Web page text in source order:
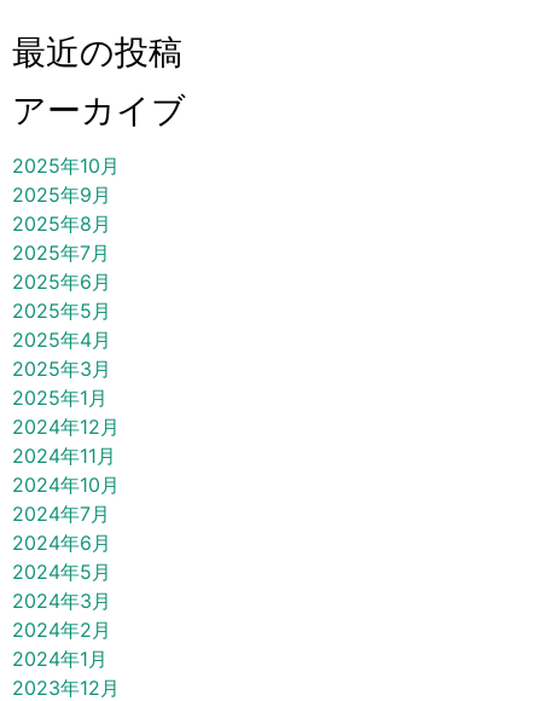
最近の投稿
アーカイブ
2025年10月
2025年9月
2025年8月
2025年7月
2025年6月
2025年5月
2025年4月
2025年3月
2025年1月
2024年12月
2024年11月
2024年10月
2024年7月
2024年6月
2024年5月
2024年3月
2024年2月
2024年1月
2023年12月